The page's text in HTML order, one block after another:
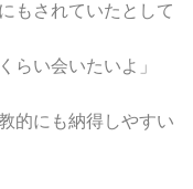
もされていたとして
らい会いたいよ」
的にも納得しやすい